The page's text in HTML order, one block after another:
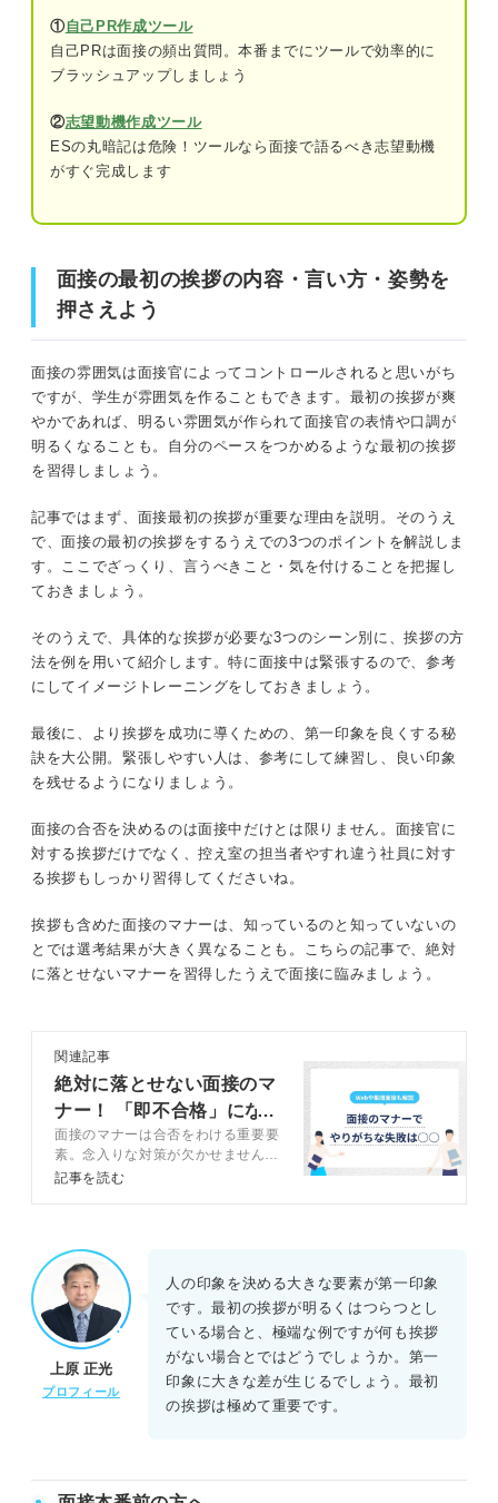
第一印象アップ！ 面接の最初の挨拶でぐっと惹き
つける秘訣
②相手の目を見る
④正しい姿勢でお辞儀する
最初以外にも！ 面接で挨拶が重要なタイミング
退室するとき
受付を通って会場を出るとき
出口まで見送ってくれるとき
面接は最初の挨拶で期待を獲得して選考突破につな
げよう
①自己PR作成ツール
自己PRは面接の頻出質問。本番までにツールで効率的に
ブラッシュアップしましょう
②志望動機作成ツール
ESの丸暗記は危険！ツールなら面接で語るべき志望動機
がすぐ完成します
面接の最初の挨拶の内容・言い方・姿勢を
押さえよう
面接の雰囲気は面接官によってコントロールされると思いがち
ですが、学生が雰囲気を作ることもできます。最初の挨拶が爽
やかであれば、明るい雰囲気が作られて面接官の表情や口調が
明るくなることも。自分のペースをつかめるような最初の挨拶
を習得しましょう。
記事ではまず、面接最初の挨拶が重要な理由を説明。そのうえ
で、面接の最初の挨拶をするうえでの3つのポイントを解説しま
す。ここでざっくり、言うべきこと・気を付けることを把握し
ておきましょう。
そのうえで、具体的な挨拶が必要な3つのシーン別に、挨拶の方
法を例を用いて紹介します。特に面接中は緊張するので、参考
にしてイメージトレーニングをしておきましょう。
最後に、より挨拶を成功に導くための、第一印象を良くする秘
訣を大公開。緊張しやすい人は、参考にして練習し、良い印象
を残せるようになりましょう。
面接の合否を決めるのは面接中だけとは限りません。面接官に
対する挨拶だけでなく、控え室の担当者やすれ違う社員に対す
る挨拶もしっかり習得してくださいね。
挨拶も含めた面接のマナーは、知っているのと知っていないの
とでは選考結果が大きく異なることも。こちらの記事で、絶対
に落とせないマナーを習得したうえで面接に臨みましょう。
関連記事
絶対に落とせない面接のマ
ナー！ 「即不合格」にな
らないための作法
面接のマナーは合否をわける重要要
素。念入りな対策が欠かせません。
面接時の一連のマナーから身だしな
で、参考にしてください。
記事を読む
上原 正光
プロフィール
人の印象を決める大きな要素が第一印象
です。最初の挨拶が明るくはつらつとし
ている場合と、極端な例ですが何も挨拶
がない場合とではどうでしょうか。第一
印象に大きな差が生じるでしょう。最初
の挨拶は極めて重要です。
面接の最初の挨拶の内容・言い方・姿勢を押さえよう
面接で最初の挨拶が重要な理由
②最初から最後まで明るくはきはきと伝える
3つのシーン別！ 具体的な挨拶の方法・例
面接の最初の挨拶のシーン①受付
受付に並ぶ場合
入口で担当者が待っている場合
面接の最初の挨拶のシーン②控え室
面接の最初の挨拶のシーン③面接（対面）
入室するときの挨拶
自己紹介を含めた挨拶
第一印象アップ！ 面接の最初の挨拶でぐっと惹きつける
秘訣
②相手の目を見る
③はきはきと明るい声を出す
④正しい姿勢でお辞儀する
ほかの社員とすれ違うとき
退室するとき
受付を通って会場を出るとき
面接は最初の挨拶で期待を獲得して選考突破につなげよう